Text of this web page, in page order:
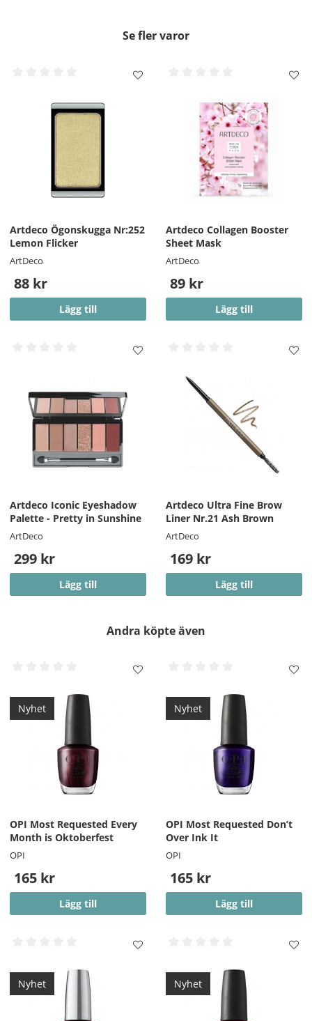
Se fler varor
Artdeco Ögonskugga Nr:252
Lemon Flicker
ArtDeco
88 kr
Lägg till
Artdeco Collagen Booster
Sheet Mask
ArtDeco
89 kr
Lägg till
Artdeco Iconic Eyeshadow
Palette - Pretty in Sunshine
ArtDeco
299 kr
Lägg till
Artdeco Ultra Fine Brow
Liner Nr.21 Ash Brown
ArtDeco
169 kr
Lägg till
Andra köpte även
Nyhet
OPI Most Requested Every
Month is Oktoberfest
OPI
165 kr
Lägg till
Nyhet
OPI Most Requested Don’t
Over Ink It
OPI
165 kr
Lägg till
Nyhet Nyhet